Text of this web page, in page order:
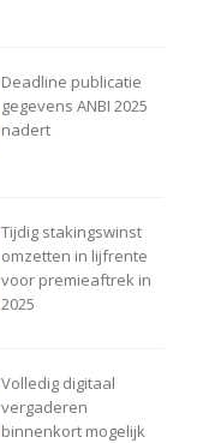
Deadline publicatie
gegevens ANBI 2025
nadert
Tijdig stakingswinst
omzetten in lijfrente
voor premieaftrek in
2025
Volledig digitaal
vergaderen
binnenkort mogelijk